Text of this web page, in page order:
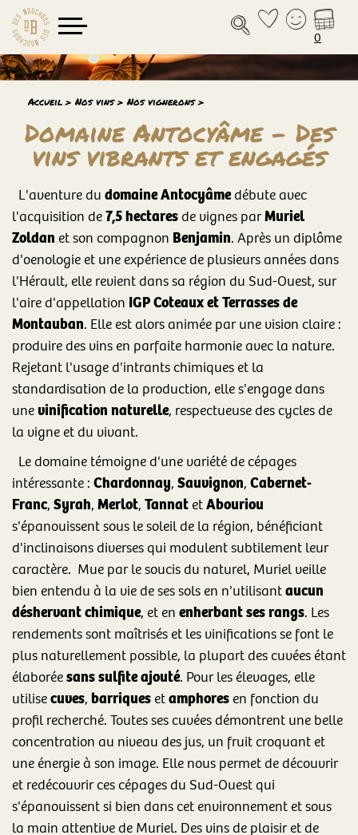
0
Accueil> Nos vins> Nos vignerons>
Domaine Antocyâme - Des
vins vibrants et engagés
L'aventure du domaine Antocyâmedébute avec
l'acquisition de7,5 hectaresde vignes parMuriel
Zoldan et son compagnon Benjamin. Après un diplôme
d'oenologie et une expérience de plusieurs années dans
l'Hérault, elle revient dans sa région du Sud-Ouest, sur
l'aire d'appellation IGP Coteaux et Terrasses de
Montauban. Elle est alors animée par une vision claire :
produire des vins en parfaite harmonie avec la nature.
Rejetant l'usage d'intrants chimiques et la
standardisation de la production, elle s'engage dans
unevinification naturelle, respectueuse des cycles de
la vigne et du vivant.
Le domaine témoigne d'une variété de cépages
intéressante : Chardonnay, Sauvignon, Cabernet-
Franc, Syrah, Merlot, TannatetAbouriou
s'épanouissent sous le soleil de la région, bénéficiant
d'inclinaisons diverses qui modulent subtilement leur
caractère. Mue par le soucis du naturel, Muriel veille
bien entendu à la vie de ses sols en n'utilisantaucun
déshervant chimique, et en enherbant ses rangs. Les
rendements sont maîtrisés et les vinifications se font le
plus naturellement possible, la plupart des cuvées étant
élaboréesans sulfite ajouté. Pour les élevages, elle
utilisecuves, barriquesetamphoresen fonction du
profil recherché. Toutes ses cuvées démontrent une belle
concentration au niveau des jus, un fruit croquant et
une énergie à son image. Elle nous permet de découvrir
et redécouvrir ces cépages du Sud-Ouest qui
s'épanouissent si bien dans cet environnement et sous
la main attentive de Muriel. Des vins de plaisir et de